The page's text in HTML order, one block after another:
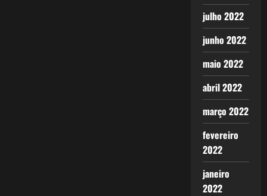
julho 2022
junho 2022
maio 2022
abril 2022
março 2022
fevereiro
2022
janeiro
2022